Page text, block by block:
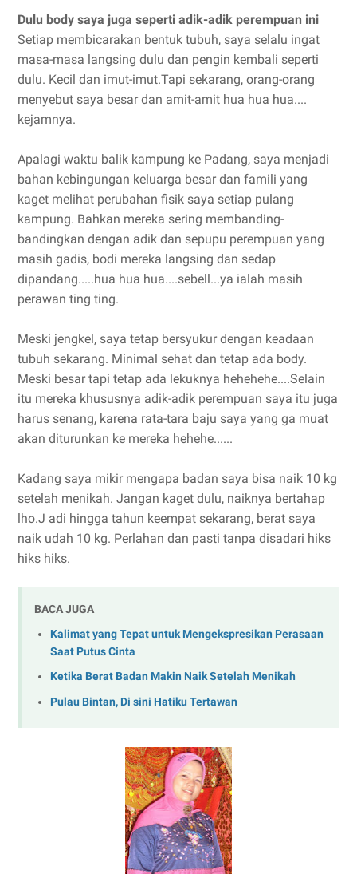
Dulu body saya juga seperti adik-adik perempuan ini
Setiap membicarakan bentuk tubuh, saya selalu ingat
masa-masa langsing dulu dan pengin kembali seperti
dulu. Kecil dan imut-imut.Tapi sekarang, orang-orang
menyebut saya besar dan amit-amit hua hua hua....
kejamnya.
Apalagi waktu balik kampung ke Padang, saya menjadi
bahan kebingungan keluarga besar dan famili yang
kaget melihat perubahan fisik saya setiap pulang
kampung. Bahkan mereka sering membanding-
bandingkan dengan adik dan sepupu perempuan yang
masih gadis, bodi mereka langsing dan sedap
dipandang.....hua hua hua....sebell...ya ialah masih
perawan ting ting.
Meski jengkel, saya tetap bersyukur dengan keadaan
tubuh sekarang. Minimal sehat dan tetap ada body.
Meski besar tapi tetap ada lekuknya hehehehe....Selain
itu mereka khususnya adik-adik perempuan saya itu juga
harus senang, karena rata-tara baju saya yang ga muat
akan diturunkan ke mereka hehehe......
Kadang saya mikir mengapa badan saya bisa naik 10 kg
setelah menikah. Jangan kaget dulu, naiknya bertahap
lho.J adi hingga tahun keempat sekarang, berat saya
naik udah 10 kg. Perlahan dan pasti tanpa disadari hiks
hiks hiks.
BACA JUGA
Kalimat yang Tepat untuk Mengekspresikan Perasaan
Saat Putus Cinta
Ketika Berat Badan Makin Naik Setelah Menikah
Pulau Bintan, Di sini Hatiku Tertawan